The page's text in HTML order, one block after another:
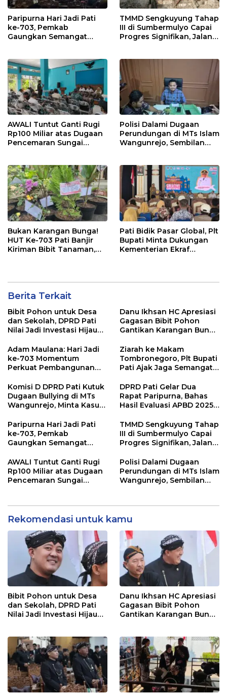
Paripurna Hari Jadi Pati
ke-703, Pemkab
Gaungkan Semangat
TMMD Sengkuyung Tahap
III di Sumbermulyo Capai
Progres Signifikan, Jalan
AWALI Tuntut Ganti Rugi
Rp100 Miliar atas Dugaan
Pencemaran Sungai
Polisi Dalami Dugaan
Perundungan di MTs Islam
Wangunrejo, Sembilan
Bukan Karangan Bunga!
HUT Ke-703 Pati Banjir
Kiriman Bibit Tanaman,
Pati Bidik Pasar Global, Plt
Bupati Minta Dukungan
Kementerian Ekraf
Berita Terkait
Bibit Pohon untuk Desa
dan Sekolah, DPRD Pati
Nilai Jadi Investasi Hijau
Danu Ikhsan HC Apresiasi
Gagasan Bibit Pohon
Gantikan Karangan Bunga
Adam Maulana: Hari Jadi
ke-703 Momentum
Perkuat Pembangunan
Masyarakat Pati
Ziarah ke Makam
Tombronegoro, Plt Bupati
Pati Ajak Jaga Semangat
Pelayanan Publik
Berkualitas
Komisi D DPRD Pati Kutuk
Dugaan Bullying di MTs
Wangunrejo, Minta Kasus
DPRD Pati Gelar Dua
Rapat Paripurna, Bahas
Hasil Evaluasi APBD 2025
2026
Paripurna Hari Jadi Pati
ke-703, Pemkab
Gaungkan Semangat
Mbangun Kamajengan”
TMMD Sengkuyung Tahap
III di Sumbermulyo Capai
Progres Signifikan, Jalan
Persen
AWALI Tuntut Ganti Rugi
Rp100 Miliar atas Dugaan
Pencemaran Sungai
Polisi Dalami Dugaan
Perundungan di MTs Islam
Wangunrejo, Sembilan
Rekomendasi untuk kamu
Bibit Pohon untuk Desa
dan Sekolah, DPRD Pati
Nilai Jadi Investasi Hijau
Danu Ikhsan HC Apresiasi
Gagasan Bibit Pohon
Gantikan Karangan Bunga